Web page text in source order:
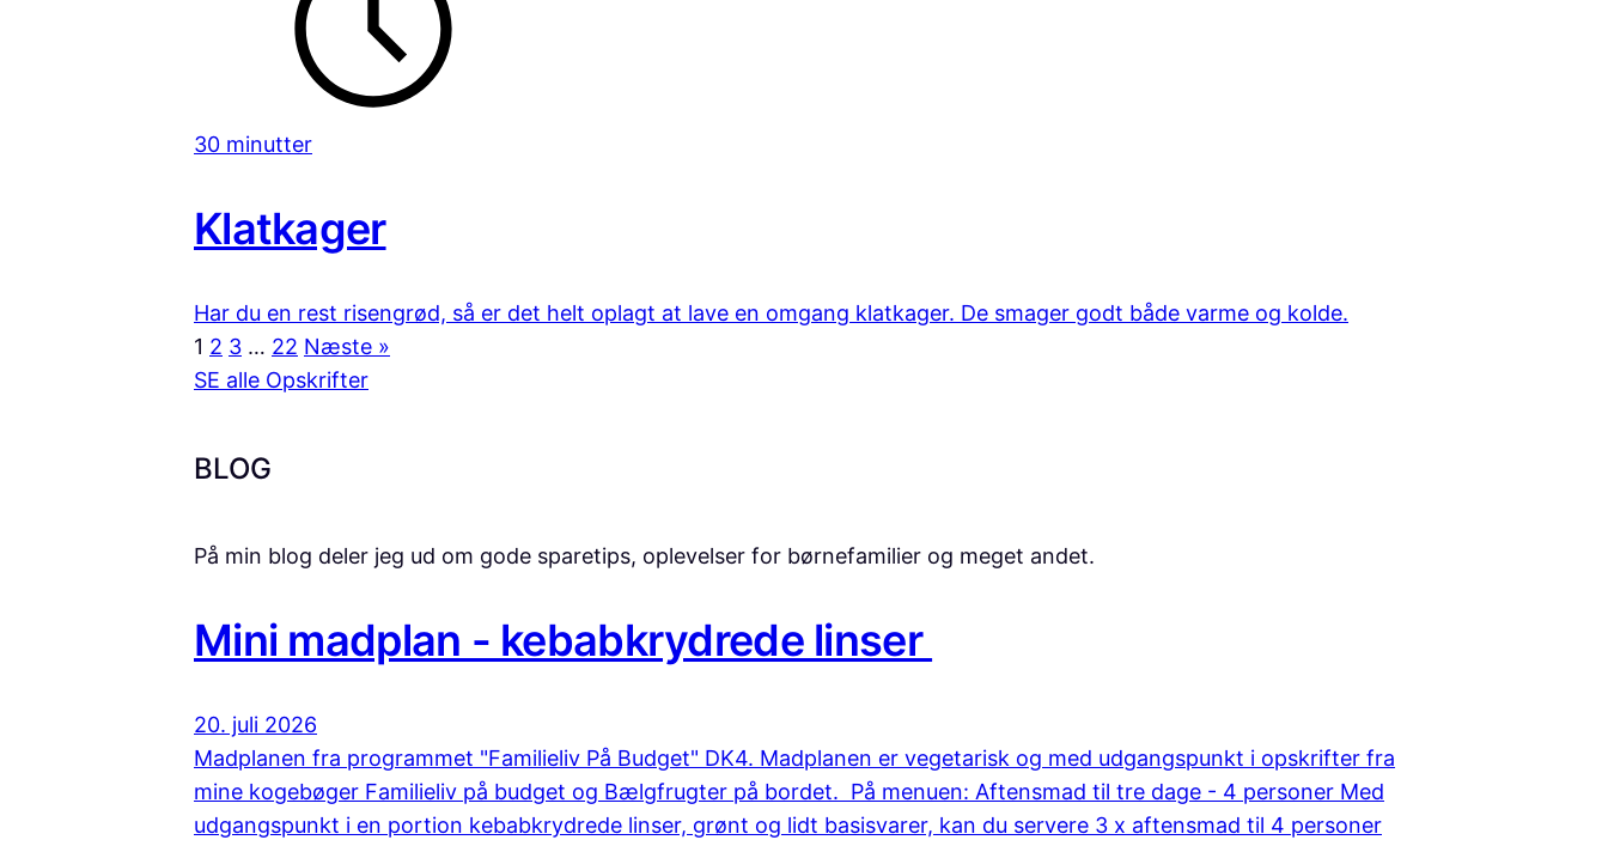
30 minutter
Klatkager
Har du en rest risengrød, så er det helt oplagt at lave en omgang klatkager. De smager godt både varme og kolde.
1 2 3 … 22 Næste »
SE alle Opskrifter
BLOG
På min blog deler jeg ud om gode sparetips, oplevelser for børnefamilier og meget andet.
Mini madplan - kebabkrydrede linser
20. juli 2026
Madplanen fra programmet "Familieliv På Budget" DK4. Madplanen er vegetarisk og med udgangspunkt i opskrifter fra
mine kogebøger Familieliv på budget og Bælgfrugter på bordet. På menuen: Aftensmad til tre dage - 4 personer Med
udgangspunkt i en portion kebabkrydrede linser, grønt og lidt basisvarer, kan du servere 3 x aftensmad til 4 personer